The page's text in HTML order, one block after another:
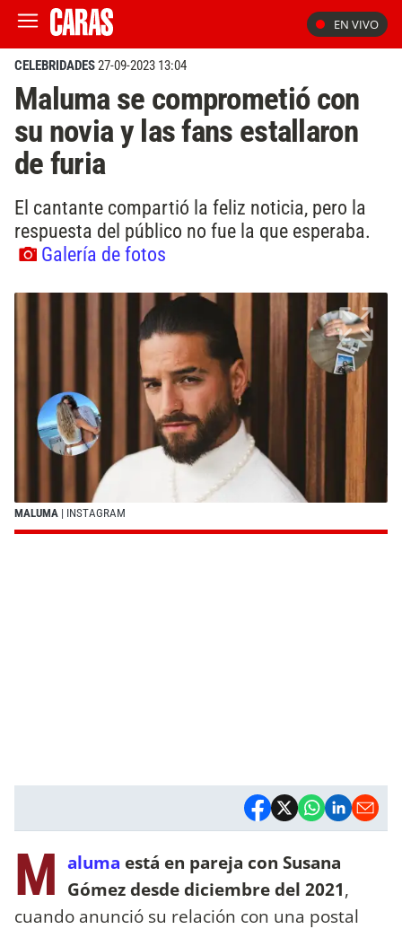
EN VIVO
CELEBRIDADES27-09-2023 13:04
Maluma se comprometió con
su novia y las fans estallaron
de furia
El cantante compartió la feliz noticia, pero la
respuesta del público no fue la que esperaba.
Galería de fotos
MALUMA | INSTAGRAM
M aluma está en pareja con Susana
Gómez desde diciembre del 2021,
cuando anunció su relación con una postal